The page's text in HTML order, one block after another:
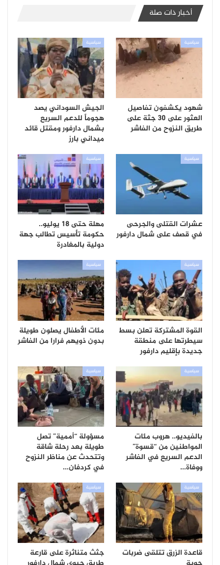
أخبار ذات صلة
سياسية
شهود يكشفون تفاصيل
العثور على 30 جثة على
طريق النزوح من الفاشر
سياسية
الجيش السوداني يصد
هجوماً للدعم السريع
بشمال دارفور ومقتل قائد
ميداني بارز
سياسية
عشرات القتلى والجرحى
في قصف على شمال دارفور
سياسية
مهلة حتى 18 يوليو..
حكومة تأسيس تطالب جهة
دولية بالمغادرة
سياسية
القوة المشتركة تعلن بسط
سيطرتها على منطقة
جديدة بإقليم دارفور
سياسية
مئات الأطفال يصلون طويلة
بدون ذويهم فرارا من الفاشر
سياسية
بالفيديو.. هروب مئات
المواطنين من “قسوة”
الدعم السريع في الفاشر
ووفاة…
سياسية
مسؤولة “أممية” تصل
طويلة بعد رحلة شاقة
وتتحدث عن مناظر النزوح
في كردفان…
سياسية
قاعدة الزرق تتلقى ضربات
سياسية
جثث متناثرة على قارعة